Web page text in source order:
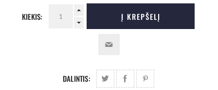
KIEKIS: Į KREPŠELĮ
DALINTIS: